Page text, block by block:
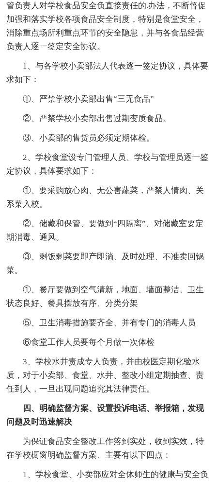
管负责人对学校食品安全负直接责任的.办法，不断督促
加强和落实学校各项食品安全制度，特别是食堂安全，
消除重点场所利重点环节的安全隐患，并与各食品经营
负责人逐一签定安全协议。
1、与各学校小卖部法人代表逐一签定协议，具体要
求如下：
①、严禁学校小卖部出售“三无食品”
②、严禁学校小卖部出售过期变质食品。
③、小卖部的售货员必须定期体检。
2、学校食堂设专门管理人员、学校与管理员逐一鉴
定协议，具体要求如下：
①、要采购放心肉、无公害蔬菜，严禁人情肉、关
系菜入校。
②、储藏和保管、要做到“四隔离”、对储藏室要定
期消毒、通风。
③、剩饭剩菜要即产即淌、及时处理、不准卖回锅
菜。
①、餐厅要做到空气清新，地面、墙面整洁、卫生
状态良好、餐具摆放有序、分类分架
⑤、卫生消毒措施要齐全、并有专门的消毒人员
⑥食堂工作人员要每个月做一次体检
3、学校水井责成专人负责，并由校医定期化验水
质，对于小卖部、食堂、水井、整改小组定期抽查、责
任到人，一旦出现问题追究其法律责任。
四、明确监督方案、设置投诉电话、举报箱，发现
问题及时迅速解决
为保证食品安全整改工作落到实处，收到实效，特
在学校橱窗明确监督方案、主要有以下四点：
1、学校食堂、小卖部应对全体师生的健康与安全负